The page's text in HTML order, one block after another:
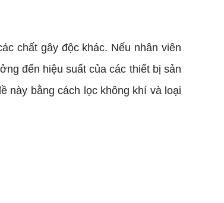
chất gây độc khác. Nếu nhân viên
đến hiệu suất của các thiết bị sản
này bằng cách lọc không khí và loại